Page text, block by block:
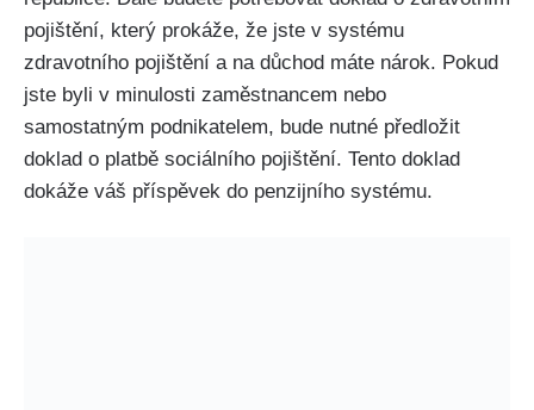
pojištění, který prokáže, že jste v systému
zdravotního pojištění a na důchod máte nárok. Pokud
jste byli v minulosti zaměstnancem nebo
samostatným podnikatelem, bude nutné předložit
doklad o platbě sociálního pojištění. Tento doklad
dokáže váš příspěvek do penzijního systému.